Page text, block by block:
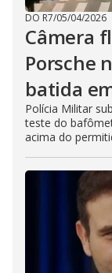
DO R7/05/04/2026
Câmera
Porsche
batida
Polícia Militar
teste do
acima do